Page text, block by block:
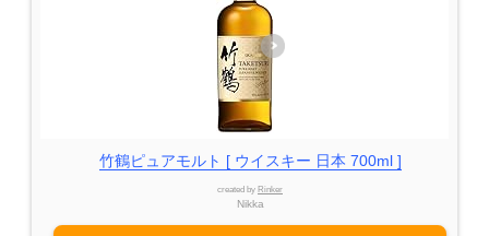
竹鶴ピュアモルト [ ウイスキー 日本 700ml ]
created by Rinker
Nikka